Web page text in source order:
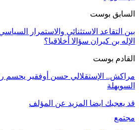
السابق بوست
بين التقاعد الاستثنائي والاستمرار
الإله بن كيران سؤالا أخلاقيا؟
القادم بوست
مراكش.. الإستقلالي حسن أوفقير يحسم
السويهلة
قد يعجبك ايضا المزيد عن المؤلف
مجتمع